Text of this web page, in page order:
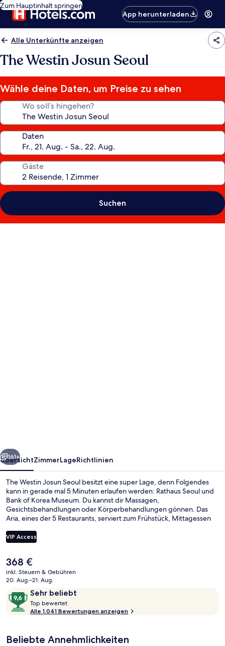
Zum Hauptinhalt springen
App herunterladen
Alle Unterkünfte anzeigen
The Westin Josun Seoul
Wähle deine Daten, um Preise zu sehen
Wo soll’s hingehen?
Daten
Gäste
Suchen
Weiter
161+
ÜbersichtZimmerLageRichtlinien
The Westin Josun Seoul besitzt eine super Lage, denn Folgendes
kann in gerade mal 5 Minuten erlaufen werden: Rathaus Seoul und
Bank of Korea Museum. Du kannst dir Massagen,
Gesichtsbehandlungen oder Körperbehandlungen gönnen. Das
Aria, eines der 5 Restaurants, serviert zum Frühstück, Mittagessen
Innenpool, eine Bar/Lounge und ein Fitnessbereich (rund um die
Uhr geöffnet) sprechen für dieses Hotel im luxuriösen Stil. Anderen
Die Unterkunft ist nur einen kurzen Fußmarsch von den öffentlichen
Verkehrsmitteln entfernt: Zur U-Bahn läuft man 3 Minuten (Station
Euljiro 1-ga) bzw. 3 Minuten (Shichong).
VIP Access
Der
aktuelle
Preis
368 €.
368 €
inkl. Steuern & Gebühren
20. Aug.–21. Aug.
Bewertungen
Sehr beliebt
9,6
von
10,
beliebt
Top bewertet
o
b
Alle 1.041 Bewertungen anzeigen
Beliebte Annehmlichkeiten